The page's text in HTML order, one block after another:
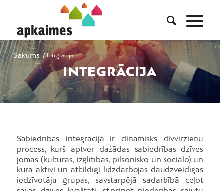
Sākums / Integrācija
INTEGRĀCIJA
Sabiedrības integrācija ir dinamisks divvirzienu
process, kurš aptver dažādas sabiedrības dzīves
jomas (kultūras, izglītības, pilsonisko un sociālo) un
kurā aktīvi un atbildīgi līdzdarbojas daudzveidīgas
iedzīvotāju grupas, savstarpējā sadarbībā ceļot